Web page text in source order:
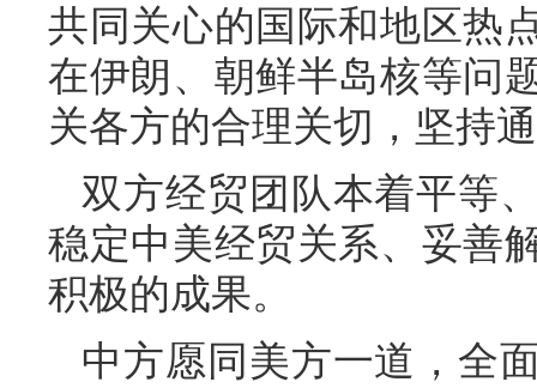
共同关心的国际和地区热
在伊朗、朝鲜半岛核等问
关各方的合理关切，坚持
双方经贸团队本着平等
稳定中美经贸关系、妥善
积极的成果。
中方愿同美方一道，全